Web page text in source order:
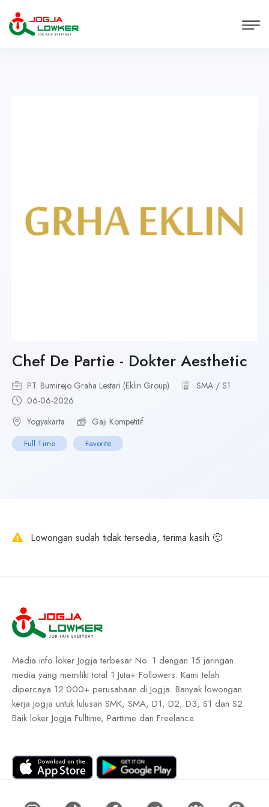
Chef De Partie - Dokter Aesthetic
PT. Bumirejo Graha Lestari (Eklin Group)
SMA / S1
06-06-2026
Yogyakarta
Gaji Kompetitif
Full Time Favorite
Lowongan sudah tidak tersedia, terima kasih 🙂
Media info loker Jogja terbesar No. 1 dengan 15 jaringan
media yang memiliki total 1 Juta+ Followers. Kami telah
dipercaya 12.000+ perusahaan di Jogja. Banyak lowongan
kerja Jogja untuk lulusan SMK, SMA, D1, D2, D3, S1 dan S2.
Baik loker Jogja Fulltime, Parttime dan Freelance.